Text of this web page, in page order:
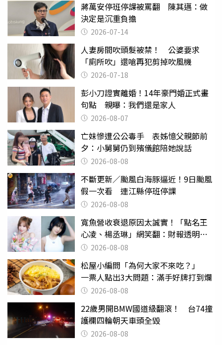
蔣萬安停班停課被罵翻 陳其邁：做
決定是沉重負擔
2026-07-14
人妻房間吹頭髮被禁！ 公婆要求
「廁所吹」還嗆再犯剪掉吹風機
2026-07-18
彭小刀證實離婚！14年豪門婚正式畫
句點 親曝：我們還是家人
2026-08-07
亡妹慘遭公公毒手 表姊憶父親節前
夕：小舅舅仍到殯儀館陪她說話
2026-08-08
不斷更新／颱風白海豚逼近！9日颱風
假一次看 連江縣停班停課
2026-08-08
寬魚營收衰退原因太誠實！「點名王
心凌、楊丞琳」網笑翻：財報透明度
滿分2026-08-08
松屋小編問「為何大家不來吃？」
一票人點出3大問題：滿手好牌打到爛
2026-08-08
22歲男開BMW國道級翻滾！ 台74撞
護欄四輪朝天車頭全毀
2026-08-08